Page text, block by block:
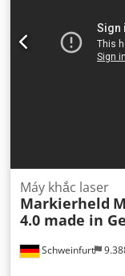
Schweinfurt
Máy khắc laser
Markierheld
4.0 made in